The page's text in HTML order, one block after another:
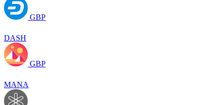
GBP
DASH
GBP
MANA